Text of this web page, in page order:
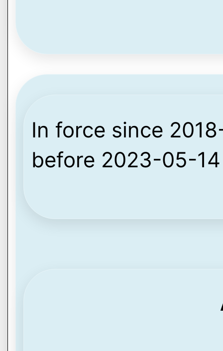
In force since
before 2023-05-14